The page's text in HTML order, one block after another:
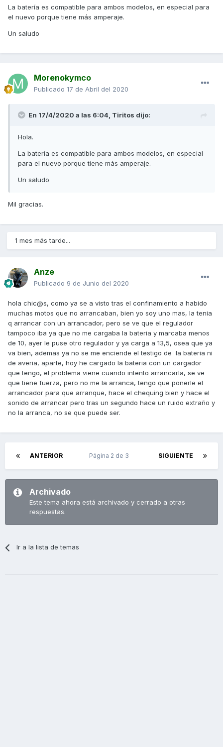
ese precio me vale mas la pena ponerla nueva
directamente antes que comprarme un arrancador o un
gracias de antemano.
La batería es compatible para ambos modelos, en especial para
el nuevo porque tiene más amperaje.
Un saludo
Morenokymco
Publicado 17 de Abril del 2020
En 17/4/2020 a las 6:04, Tiritos dijo:
Hola.
La batería es compatible para ambos modelos, en especial
para el nuevo porque tiene más amperaje.
Un saludo
Mil gracias.
1 mes más tarde...
Anze
Publicado 9 de Junio del 2020
hola chic@s, como ya se a visto tras el confinamiento a habido
muchas motos que no arrancaban, bien yo soy uno mas, la tenia
q arrancar con un arrancador, pero se ve que el regulador
tampoco iba ya que no me cargaba la bateria y marcaba menos
de 10, ayer le puse otro regulador y ya carga a 13,5, osea que ya
va bien, ademas ya no se me enciende el testigo de la bateria ni
de averia, aparte, hoy he cargado la bateria con un cargador
que tengo, el problema viene cuando intento arrancarla, se ve
que tiene fuerza, pero no me la arranca, tengo que ponerle el
arrancador para que arranque, hace el chequing bien y hace el
sonido de arrancar pero tras un segundo hace un ruido extraño y
no la arranca, no se que puede ser.
ANTERIOR SIGUIENTE
Página 2 de 3
Archivado
Este tema ahora está archivado y cerrado a otras
respuestas.
Ir a la lista de temas